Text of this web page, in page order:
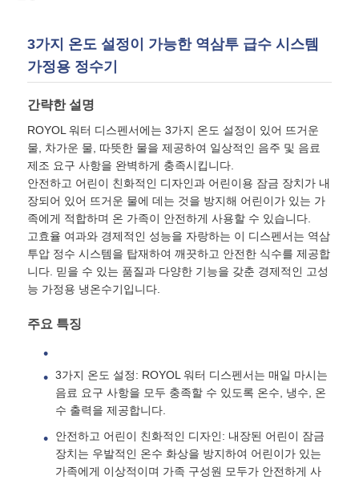
RO 시스템
경수 연화제
물 필터 하우징
워터 필터 카트리지
주거용 RO 멤브레인
자외선 살균 소독기
물 필터 연결 장치
산업적 수신 전용 얇은막
수신 전용 막 하우징
3가지 온도 설정이 가능한 역삼투 급수 시스템
가정용 정수기
간략한 설명
ROYOL 워터 디스펜서에는 3가지 온도 설정이 있어 뜨거운
물, 차가운 물, 따뜻한 물을 제공하여 일상적인 음주 및 음료
제조 요구 사항을 완벽하게 충족시킵니다.
안전하고 어린이 친화적인 디자인과 어린이용 잠금 장치가 내
장되어 있어 뜨거운 물에 데는 것을 방지해 어린이가 있는 가
족에게 적합하며 온 가족이 안전하게 사용할 수 있습니다.
고효율 여과와 경제적인 성능을 자랑하는 이 디스펜서는 역삼
투압 정수 시스템을 탑재하여 깨끗하고 안전한 식수를 제공합
니다. 믿을 수 있는 품질과 다양한 기능을 갖춘 경제적인 고성
능 가정용 냉온수기입니다.
주요 특징
3가지 온도 설정: ROYOL 워터 디스펜서는 매일 마시는
음료 요구 사항을 모두 충족할 수 있도록 온수, 냉수, 온
수 출력을 제공합니다.
안전하고 어린이 친화적인 디자인: 내장된 어린이 잠금
장치는 우발적인 온수 화상을 방지하여 어린이가 있는
가족에게 이상적이며 가족 구성원 모두가 안전하게 사